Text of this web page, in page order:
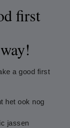
first
a good first
het ook nog
jassen